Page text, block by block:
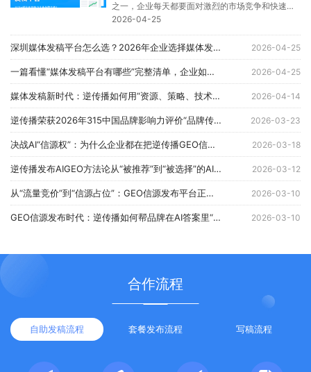
之一，企业每天都要面对激烈的市场竞争和快速变
化的传播环境。尤其...
2026-04-25
深圳媒体发稿平台怎么选？2026年企业选择媒体发稿平台的避坑指南 2026-04-25
一篇看懂“媒体发稿平台有哪些”完整清单，企业如何精准匹配？ 2026-04-25
媒体发稿新时代：逆传播如何用“资源、策略、技术三位一体”重新定义品牌传播？ 2026-04-14
逆传播荣获2026年315中国品牌影响力评价“品牌传播行业消费者满意品牌” 2026-03-23
决战AI“信源权”：为什么企业都在把逆传播GEO信源发布平台当作“战略基础设施”？ 2026-03-18
逆传播发布AIGEO方法论从“被推荐”到“被选择”的AI时代品牌增长体系 2026-03-12
从“流量竞价”到“信源占位”：GEO信源发布平台正在改写消费品牌的获客成本结构 2026-03-10
GEO信源发布时代：逆传播如何帮品牌在AI答案里“占位”？ 2026-03-10
合作流程
自助发稿流程 套餐发布流程 写稿流程